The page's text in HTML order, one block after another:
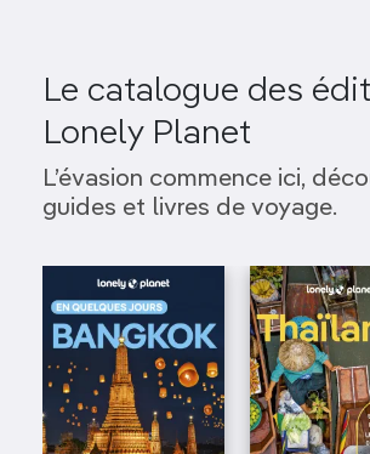
Le catalogue des
Lonely Planet
L’évasion commence ici,
guides et livres de voyage.